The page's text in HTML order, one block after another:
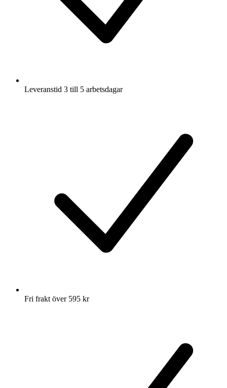
Leveranstid 3 till 5 arbetsdagar
Fri frakt över 595 kr